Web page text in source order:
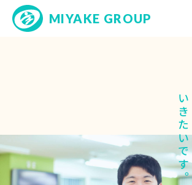
MIYAKE GROUP
先輩社員インタビュー
いきたいです。